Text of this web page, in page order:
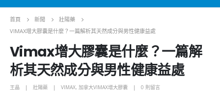
首頁 新聞
壯陽藥
VIMAX增大膠囊是什麼？一篇解析其天然成分與男性健康益處
Vimax增大膠囊是什麼？一篇解
析其天然成分與男性健康益處
王晶 壯陽藥 VIMAX, 加拿大VIMAX增大膠囊 0 則留言